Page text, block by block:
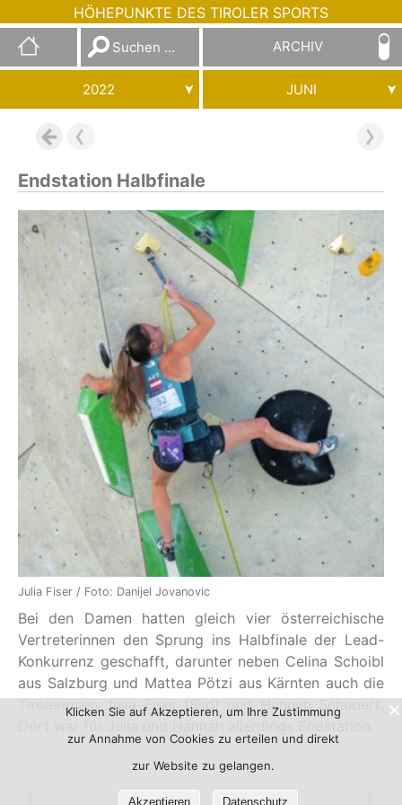
HÖHEPUNKTE DES TIROLER SPORTS
Suchen
nach:
ARCHIV
2022 JUNI
Endstation Halbfinale
Julia Fiser / Foto: Danijel Jovanovic
Bei den Damen hatten gleich vier österreichische
Vertreterinnen den Sprung ins Halbfinale der Lead-
Konkurrenz geschafft, darunter neben Celina Schoibl
aus Salzburg und Mattea Pötzi aus Kärnten auch die
Tirolerinnen Julia Fiser (Bild) und Hannah Schubert.
Klicken Sie auf Akzeptieren, um Ihre Zustimmung
zur Annahme von Cookies zu erteilen und direkt
zur Website zu gelangen.
Akzeptieren Datenschutz